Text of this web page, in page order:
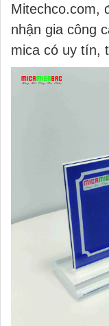
Mitechco.com,
nhận gia công
mica có uy tín,